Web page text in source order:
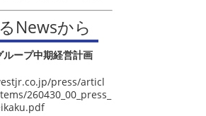
Newsから
ープ中期経営計画
press/articl
260430_00_press_